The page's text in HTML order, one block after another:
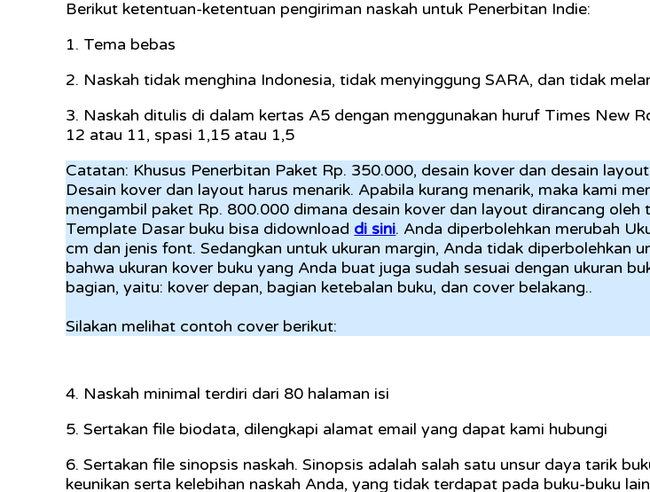
Berikut ketentuan-ketentuan pengiriman naskah untuk Penerbitan Indie:
1. Tema bebas
2. Naskah tidak menghina Indonesia, tidak menyinggung SARA, dan tidak
3. Naskah ditulis di dalam kertas A5 dengan menggunakan huruf Times New
12 atau 11, spasi 1,15 atau 1,5
Catatan: Khusus Penerbitan Paket Rp. 350.000, desain kover dan desain
Desain kover dan layout harus menarik. Apabila kurang menarik, maka kami
mengambil paket Rp. 800.000 dimana desain kover dan layout dirancang oleh
Template Dasar buku bisa didownload di sini. Anda diperbolehkan merubah
cm dan jenis font. Sedangkan untuk ukuran margin, Anda tidak diperbolehkan
bahwa ukuran kover buku yang Anda buat juga sudah sesuai dengan ukuran
bagian, yaitu: kover depan, bagian ketebalan buku, dan cover belakang..
Silakan melihat contoh cover berikut:
4. Naskah minimal terdiri dari 80 halaman isi
5. Sertakan file biodata, dilengkapi alamat email yang dapat kami hubungi
6. Sertakan file sinopsis naskah. Sinopsis adalah salah satu unsur daya tarik
keunikan serta kelebihan naskah Anda, yang tidak terdapat pada buku-buku lain